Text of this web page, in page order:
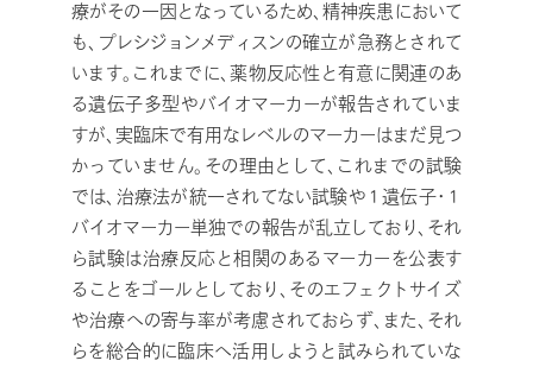
療がその一因となっているため、精神疾患において
も、プレシジョンメディスンの確立が急務とされて
います。これまでに、薬物反応性と有意に関連のあ
る遺伝子多型やバイオマーカーが報告されていま
すが、実臨床で有用なレベルのマーカーはまだ見つ
かっていません。その理由として、これまでの試験
では、治療法が統一されてない試験や１遺伝子・１
バイオマーカー単独での報告が乱立しており、それ
ら試験は治療反応と相関のあるマーカーを公表す
ることをゴールとしており、そのエフェクトサイズ
や治療への寄与率が考慮されておらず、また、それ
らを総合的に臨床へ活用しようと試みられていな